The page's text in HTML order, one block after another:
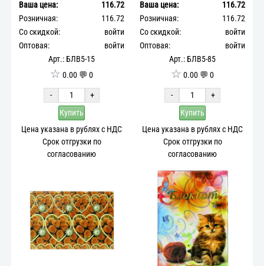
Ваша цена:
116.72
Розничная:
116.72
Со скидкой:
войти
Оптовая:
войти
Арт.: БЛВ5-15
☆ 0.00 💬 0
-
+
Купить
Цена указана в рублях с НДС
Срок отгрузки по
согласованию
Ваша цена:
116.72
Розничная:
116.72
Со скидкой:
войти
Оптовая:
войти
Арт.: БЛВ5-85
☆ 0.00 💬 0
-
+
Купить
Цена указана в рублях с НДС
Срок отгрузки по
согласованию